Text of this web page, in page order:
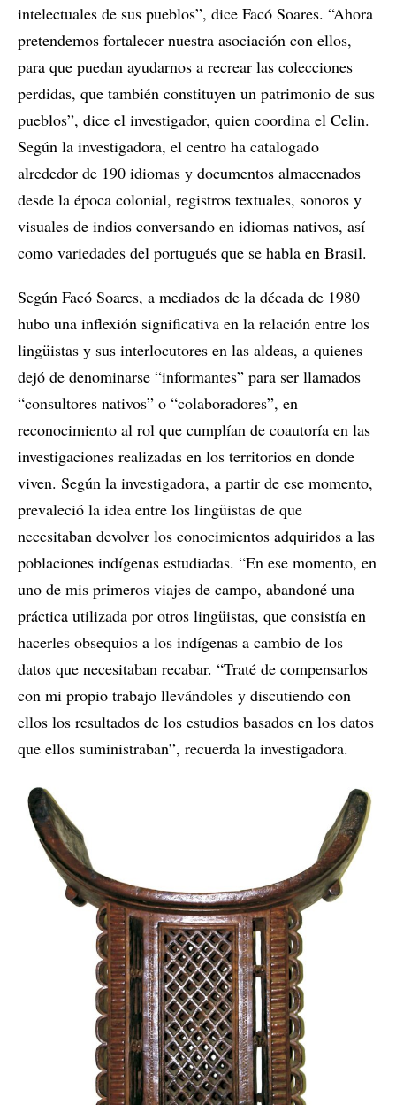
intelectuales de sus pueblos”, dice Facó Soares. “Ahora
pretendemos fortalecer nuestra asociación con ellos,
para que puedan ayudarnos a recrear las colecciones
perdidas, que también constituyen un patrimonio de sus
pueblos”, dice el investigador, quien coordina el Celin.
Según la investigadora, el centro ha catalogado
alrededor de 190 idiomas y documentos almacenados
desde la época colonial, registros textuales, sonoros y
visuales de indios conversando en idiomas nativos, así
como variedades del portugués que se habla en Brasil.
Según Facó Soares, a mediados de la década de 1980
hubo una inflexión significativa en la relación entre los
lingüistas y sus interlocutores en las aldeas, a quienes
dejó de denominarse “informantes” para ser llamados
“consultores nativos” o “colaboradores”, en
reconocimiento al rol que cumplían de coautoría en las
investigaciones realizadas en los territorios en donde
viven. Según la investigadora, a partir de ese momento,
prevaleció la idea entre los lingüistas de que
necesitaban devolver los conocimientos adquiridos a las
poblaciones indígenas estudiadas. “En ese momento, en
uno de mis primeros viajes de campo, abandoné una
práctica utilizada por otros lingüistas, que consistía en
hacerles obsequios a los indígenas a cambio de los
datos que necesitaban recabar. “Traté de compensarlos
con mi propio trabajo llevándoles y discutiendo con
ellos los resultados de los estudios basados en los datos
que ellos suministraban”, recuerda la investigadora.